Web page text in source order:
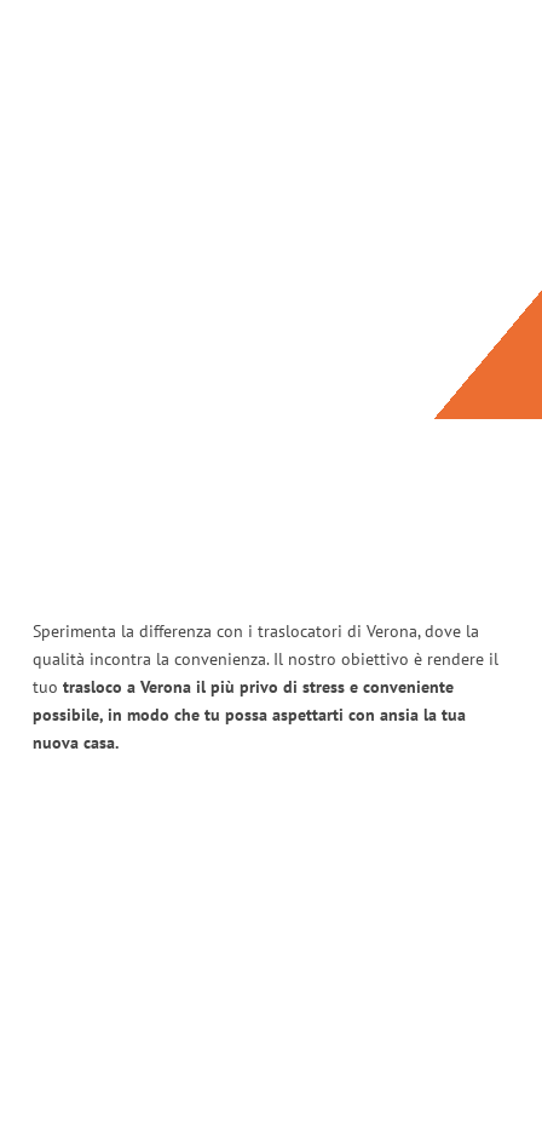
Sperimenta la differenza con i traslocatori di Verona, dove la
qualità incontra la convenienza. Il nostro obiettivo è rendere il
tuo trasloco a Verona il più privo di stress e conveniente
possibile, in modo che tu possa aspettarti con ansia la tua
nuova casa.